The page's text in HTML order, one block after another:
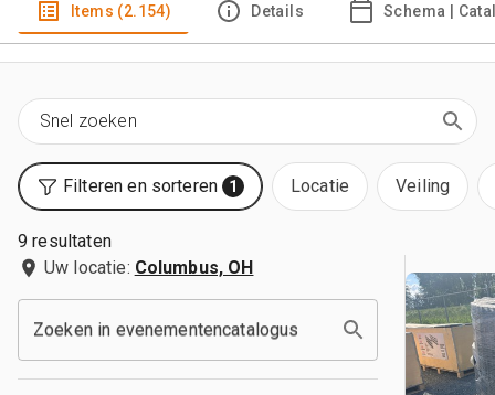
Items (2.154) Details Schema |
Filteren en sorteren 1 Locatie Veiling
9 resultaten
Uw locatie: Columbus, OH
Zoeken in evenementencatalogus